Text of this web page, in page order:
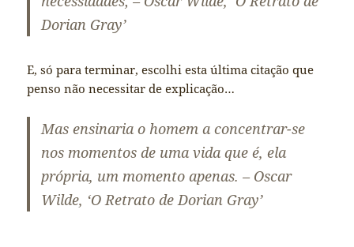
Dorian Gray’
E, só para terminar, escolhi esta última citação que
penso não necessitar de explicação…
Mas ensinaria o homem a concentrar-se
nos momentos de uma vida que é, ela
própria, um momento apenas. – Oscar
Wilde, ‘O Retrato de Dorian Gray’